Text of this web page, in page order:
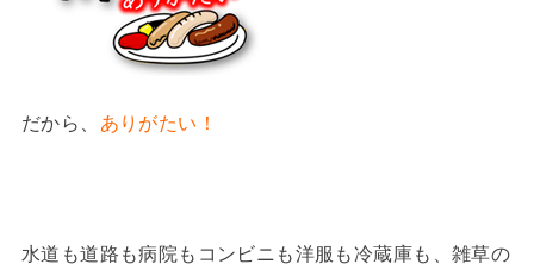
だから、 ありがたい！
水道も道路も病院もコンビニも洋服も冷蔵庫も、雑草の